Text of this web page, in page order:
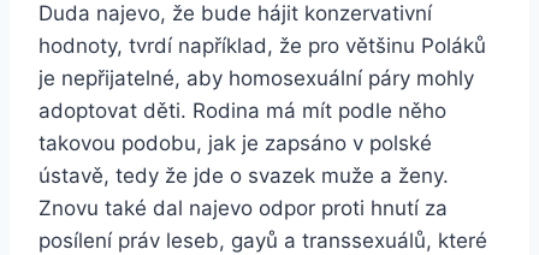
Duda najevo, že bude hájit konzervativní
hodnoty, tvrdí například, že pro většinu Poláků
je nepřijatelné, aby homosexuální páry mohly
adoptovat děti. Rodina má mít podle něho
takovou podobu, jak je zapsáno v polské
ústavě, tedy že jde o svazek muže a ženy.
Znovu také dal najevo odpor proti hnutí za
posílení práv leseb, gayů a transsexuálů, které